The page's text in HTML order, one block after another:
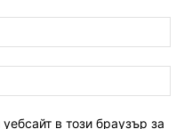
в този браузър за